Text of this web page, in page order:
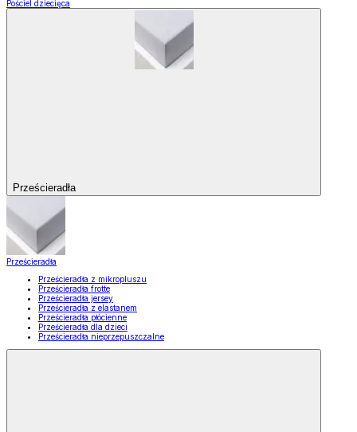
Pościel dziecięca
Prześcieradła
Prześcieradła
Prześcieradła z mikropluszu
Prześcieradła frotte
Prześcieradła jersey
Prześcieradła z elastanem
Prześcieradła płócienne
Prześcieradła dla dzieci
Prześcieradła nieprzepuszczalne